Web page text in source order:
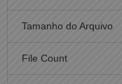
Tamanho do Arquivo
File Count